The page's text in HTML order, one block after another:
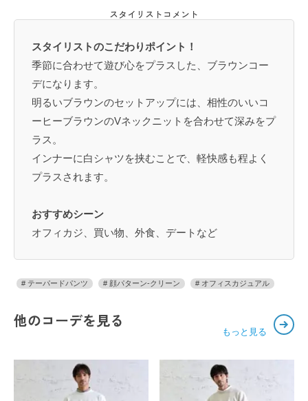
スタイリストコメント
スタイリストのこだわりポイント！
季節に合わせて遊び心をプラスした、ブラウンコー
デになります。
明るいブラウンのセットアップには、相性のいいコ
ーヒーブラウンのVネックニットを合わせて深みをプ
ラス。
インナーに白シャツを挟むことで、軽快感も程よく
プラスされます。
おすすめシーン
オフィカジ、買い物、外食、デートなど
テーパードパンツ 顔パターン-クリーン オフィスカジュアル
他のコーデを見る
もっと見る